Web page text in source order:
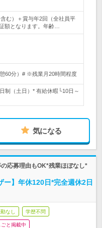
む）＋賞与年2回（全社員平
額となります。年齢…
60分）# ※残業月20時間程度
制（土日）* 有給休暇└10日～
気になる
応募理由もOK*残業ほぼなし*
】年休120日*完全週休2日
なし 学歴不問
と掲載中